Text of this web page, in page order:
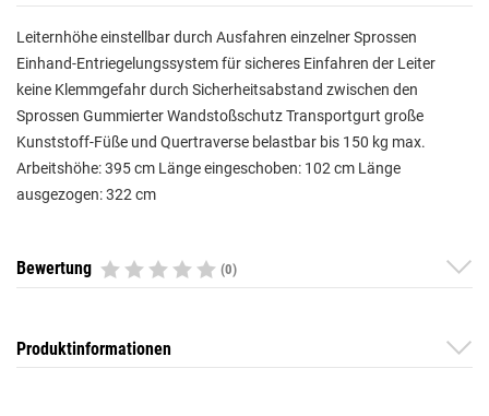
Leiternhöhe einstellbar durch Ausfahren einzelner Sprossen
Einhand-Entriegelungssystem für sicheres Einfahren der Leiter
keine Klemmgefahr durch Sicherheitsabstand zwischen den
Sprossen Gummierter Wandstoßschutz Transportgurt große
Kunststoff-Füße und Quertraverse belastbar bis 150 kg max.
Arbeitshöhe: 395 cm Länge eingeschoben: 102 cm Länge
ausgezogen: 322 cm
Bewertung (0)
Produktinformationen